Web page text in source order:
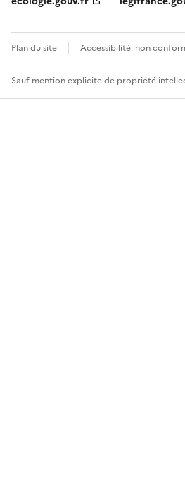
Plan du site Accessibilité: non
Sauf mention explicite de propriété